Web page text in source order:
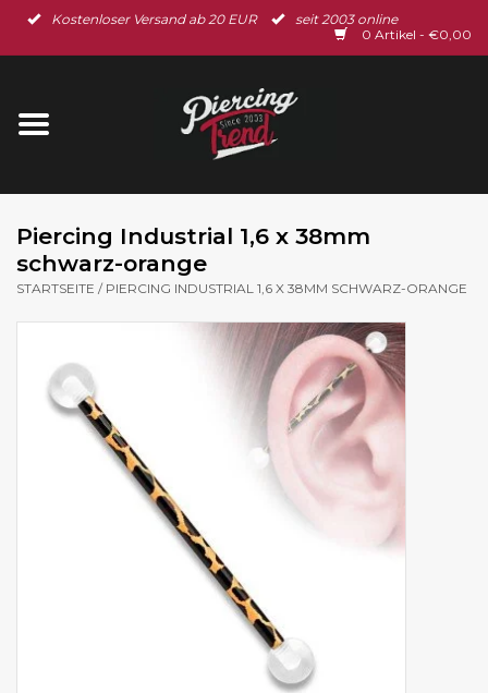
Kostenloser Versand ab 20 EUR
seit 2003 online
0 Artikel - €0,00
Startseite
Ohrschmuck
% Sale %
Piercing Industrial 1,6 x 38mm
schwarz-orange
STARTSEITE / PIERCING INDUSTRIAL 1,6 X 38MM SCHWARZ-ORANGE